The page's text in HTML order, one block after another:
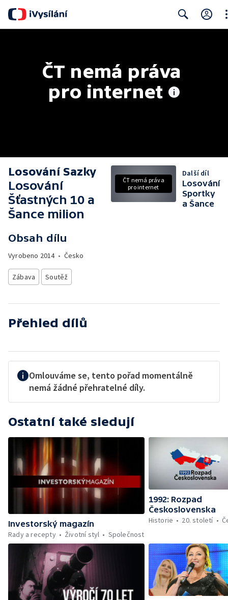
ČT nemá práva
pro internet
Losování Sazky
Losování
Šťastných 10 a
Šance milion
Obsah dílu
Vyrobeno 2014• Česko
Zábava Soutěž
ČT nemá práva
pro internet
Další díl
Losování
Sportky
a Šance
Přehled dílů
Omlouváme se, tento pořad momentálně
nemá žádné přehratelné díly.
Ostatní také sledují
Investorský magazín
Rady a recepty
Životní styl Společnost
1992: Rozpad
Československa
Historie
20. století